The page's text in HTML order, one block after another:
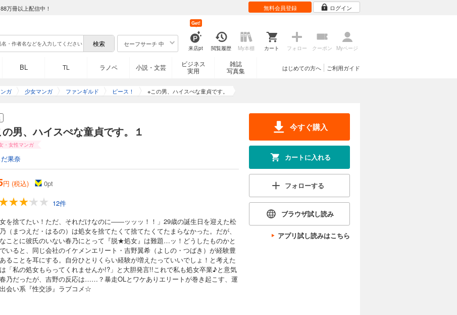
万冊以上配信中！ 無料会員登録 ログイン
セーフサーチ 中
来店pt
Get!
閲覧履歴 My本棚 カート フォロー クーポン Myページ
BL TL ラノベ 小説・文芸
ビジネス
実用
雑誌
写真集
ご利用ガイド
はじめての方へ
ガ 少女マンガ ファンギルド ピース！ ※この男、ハイスぺな童貞です。
男、ハイスぺな童貞です。１
・女性マンガ
果奈
円 (税込) 0pt
12件
女を捨てたい！ただ、それだけなのに――ッッッ！！」29歳の誕生日を迎えた松
（まつえだ・はるの）は処女を捨てたくて捨てたくてたまらなかった。だが、
ことに彼氏のいない春乃にとって『脱★処女』は難題…ッ！どうしたものかと
いると、同じ会社のイケメンエリート・吉野翼希（よしの・つばき）が経験豊
ることを耳にする。自分ひとりくらい経験が増えたっていいでしょ！と考えた
「私の処女もらってくれませんか!?」と大胆発言!!これで私も処女卒業♪と意気
乃だったが、吉野の反応は……？暴走OLとワケありエリートが巻き起こす、運
会い系『性交渉』ラブコメ☆
今すぐ購入
カートに入れる
フォローする
ブラウザ試し読み
アプリ試し読みはこちら